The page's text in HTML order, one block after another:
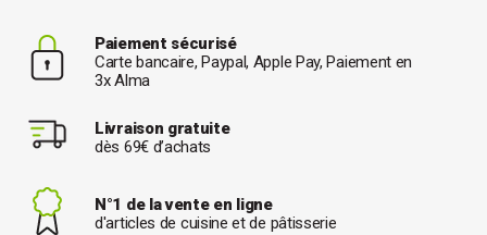
Paiement sécurisé
Carte bancaire, Paypal, Apple Pay, Paiement en
3x Alma
Livraison gratuite
dès 69€ d’achats
N°1 de la vente en ligne
d'articles de cuisine et de pâtisserie